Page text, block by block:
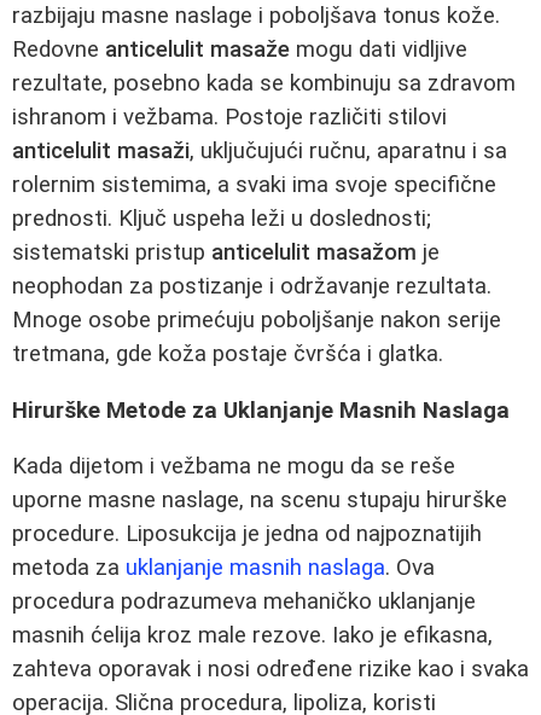
razbijaju masne naslage i poboljšava tonus kože.
Redovne anticelulit masaže mogu dati vidljive
rezultate, posebno kada se kombinuju sa zdravom
ishranom i vežbama. Postoje različiti stilovi
anticelulit masaži, uključujući ručnu, aparatnu i sa
rolernim sistemima, a svaki ima svoje specifične
prednosti. Ključ uspeha leži u doslednosti;
sistematski pristup anticelulit masažom je
neophodan za postizanje i održavanje rezultata.
Mnoge osobe primećuju poboljšanje nakon serije
tretmana, gde koža postaje čvršća i glatka.
Hirurške Metode za Uklanjanje Masnih Naslaga
Kada dijetom i vežbama ne mogu da se reše
uporne masne naslage, na scenu stupaju hirurške
procedure. Liposukcija je jedna od najpoznatijih
metoda za uklanjanje masnih naslaga. Ova
procedura podrazumeva mehaničko uklanjanje
masnih ćelija kroz male rezove. Iako je efikasna,
zahteva oporavak i nosi određene rizike kao i svaka
operacija. Slična procedura, lipoliza, koristi